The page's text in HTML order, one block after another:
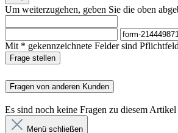
Um weiterzugehen, geben Sie die oben
Mit * gekennzeichnete Felder sind
Frage stellen
Fragen von anderen Kunden
Es sind noch keine Fragen zu diesem
Menü schließen